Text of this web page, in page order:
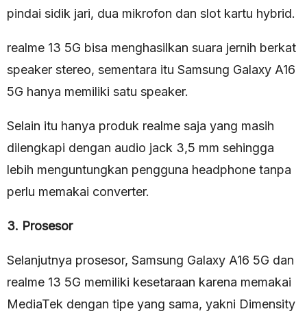
pindai sidik jari, dua mikrofon dan slot kartu hybrid.
realme 13 5G bisa menghasilkan suara jernih berkat
speaker stereo, sementara itu Samsung Galaxy A16
5G hanya memiliki satu speaker.
Selain itu hanya produk realme saja yang masih
dilengkapi dengan audio jack 3,5 mm sehingga
lebih menguntungkan pengguna headphone tanpa
perlu memakai converter.
3. Prosesor
Selanjutnya prosesor, Samsung Galaxy A16 5G dan
realme 13 5G memiliki kesetaraan karena memakai
MediaTek dengan tipe yang sama, yakni Dimensity